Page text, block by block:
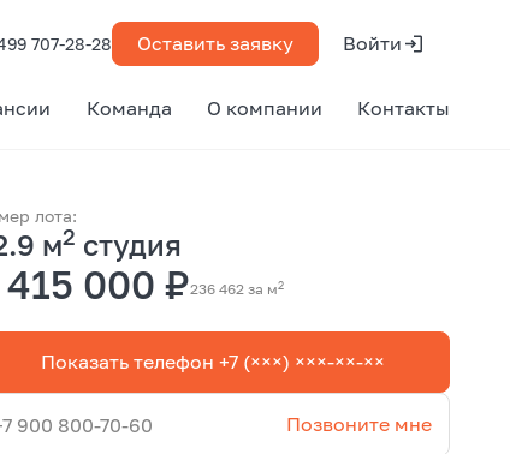
707-28-28 Оставить заявку Войти
Команда О компании Контакты
лота:
м2 студия
415 000 ₽236 462 за м2
Показать телефон +7 (×××) ×××-××-××
900 800-70-60 Позвоните мне